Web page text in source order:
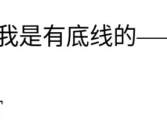
有底线